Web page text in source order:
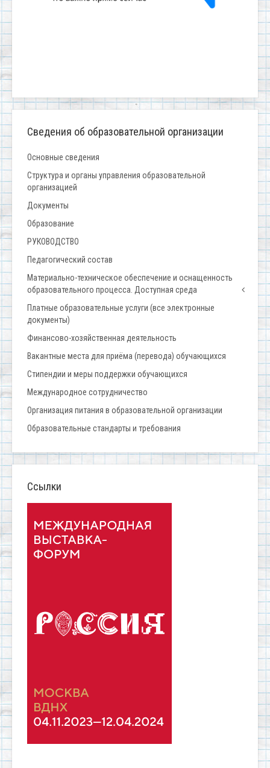
Сведения об образовательной организации
Основные сведения
Структура и органы управления образовательной
организацией
Документы
Образование
РУКОВОДСТВО
Педагогический состав
Материально-техническое обеспечение и оснащенность
образовательного процесса. Доступная среда
Платные образовательные услуги (все электронные
документы)
Финансово-хозяйственная деятельность
Вакантные места для приёма (перевода) обучающихся
Стипендии и меры поддержки обучающихся
Международное сотрудничество
Организация питания в образовательной организации
Образовательные стандарты и требования
Ссылки